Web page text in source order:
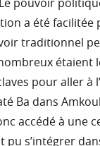
pouvoir
a été facilitée
traditionnel
étaient
pour aller à
Ba dans
accédé à une
pu s’intégrer